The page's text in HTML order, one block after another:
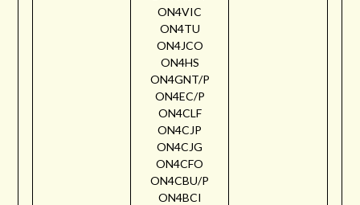
ON4VIC
ON4TU
ON4JCO
ON4HS
ON4GNT/P
ON4EC/P
ON4CLF
ON4CJP
ON4CJG
ON4CFO
ON4CBU/P
ON4BCI